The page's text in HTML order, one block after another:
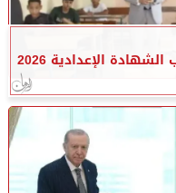
الإعدادية 2026